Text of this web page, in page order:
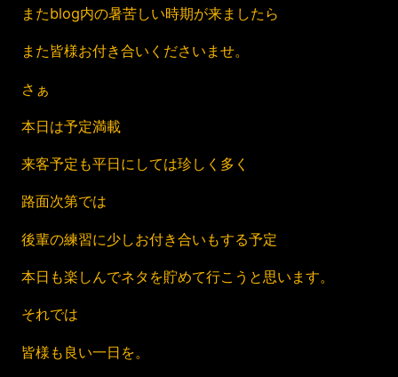
またblog内の暑苦しい時期が来ましたら
また皆様お付き合いくださいませ。
さぁ
本日は予定満載
来客予定も平日にしては珍しく多く
路面次第では
後輩の練習に少しお付き合いもする予定
本日も楽しんでネタを貯めて行こうと思います。
それでは
皆様も良い一日を。